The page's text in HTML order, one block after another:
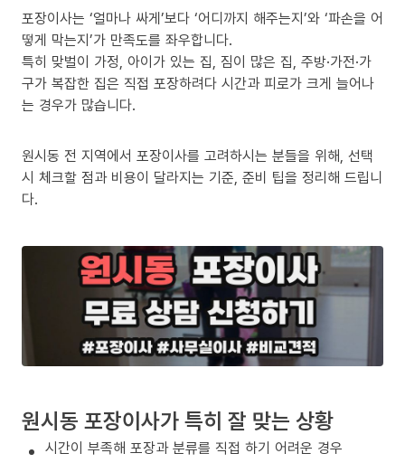
포장이사는 ‘얼마나 싸게’보다 ‘어디까지 해주는지’와 ‘파손을 어
떻게 막는지’가 만족도를 좌우합니다.
특히 맞벌이 가정, 아이가 있는 집, 짐이 많은 집, 주방·가전·가
구가 복잡한 집은 직접 포장하려다 시간과 피로가 크게 늘어나
는 경우가 많습니다.
원시동 전 지역에서 포장이사를 고려하시는 분들을 위해, 선택
시 체크할 점과 비용이 달라지는 기준, 준비 팁을 정리해 드립니
다.
원시동 포장이사가 특히 잘 맞는 상황
시간이 부족해 포장과 분류를 직접 하기 어려운 경우